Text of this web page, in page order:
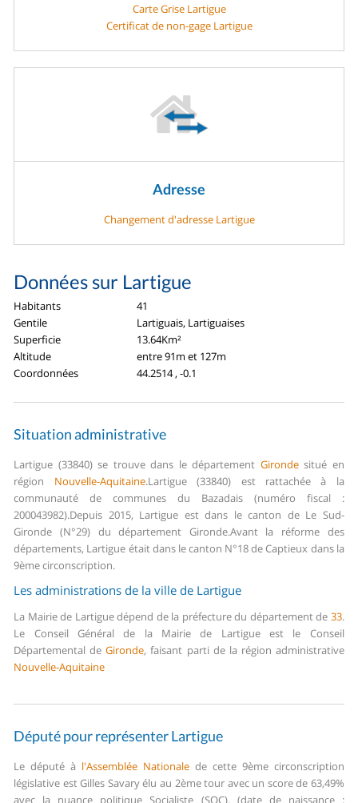
Carte Grise Lartigue
Certificat de non-gage Lartigue
Adresse
Changement d'adresse Lartigue
Données sur Lartigue
Habitants
41
Gentile
Lartiguais, Lartiguaises
Superficie
13.64Km²
Altitude
entre 91m et 127m
Coordonnées
44.2514 , -0.1
Situation administrative
Lartigue (33840) se trouve dans le département Girondesitué en
région Nouvelle-Aquitaine.Lartigue (33840) est rattachée à la
communauté de communes du Bazadais (numéro fiscal :
200043982).Depuis 2015, Lartigue est dans le canton de Le Sud-
Gironde (N°29) du département Gironde.Avant la réforme des
départements, Lartigue était dans le canton N°18 de Captieux dans la
9ème circonscription.
Les administrations de la ville de Lartigue
La Mairie de Lartigue dépend de la préfecture du département de 33.
Le Conseil Général de la Mairie de Lartigue est le Conseil
Départemental deGironde, faisant parti de la région administrative
Nouvelle-Aquitaine
Député pour représenter Lartigue
Le député à l'Assemblée Nationale de cette 9ème circonscription
législative est Gilles Savary élu au 2ème tour avec un score de 63,49%